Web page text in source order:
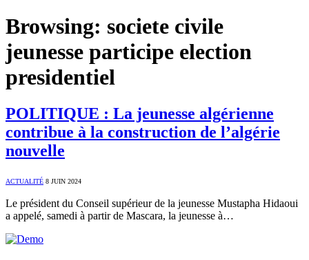
Browsing: societe civile
jeunesse participe election
presidentiel
POLITIQUE : La jeunesse algérienne
contribue à la construction de l’algérie
nouvelle
ACTUALITÉ 8 JUIN 2024
Le président du Conseil supérieur de la jeunesse Mustapha Hidaoui
a appelé, samedi à partir de Mascara, la jeunesse à…